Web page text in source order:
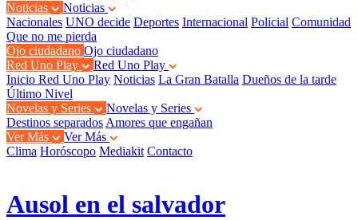
Noticias
Noticias
Nacionales UNO decide Deportes Internacional Policial Comunidad
Que no me pierda
Ojo ciudadano Ojo ciudadano
Red Uno Play
Red Uno Play
Inicio Red Uno Play Noticias La Gran Batalla Dueños de la tarde
Último Nivel
Novelas y Series
Novelas y Series
Destinos separados Amores que engañan
Ver Más
Ver Más
Clima Horóscopo Mediakit Contacto
Ausol en el salvador